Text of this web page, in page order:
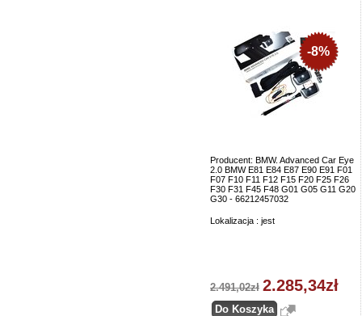
Producent: BMW. Advanced Car Eye
2.0 BMW E81 E84 E87 E90 E91 F01
F07 F10 F11 F12 F15 F20 F25 F26
F30 F31 F45 F48 G01 G05 G11 G20
G30 - 66212457032
Lokalizacja : jest
-8%
2.491,02zł 2.285,34zł